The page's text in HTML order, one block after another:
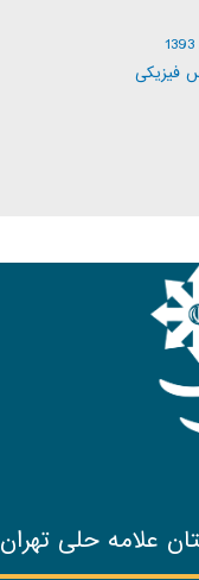
فیزیکی
علامه حلی تهران